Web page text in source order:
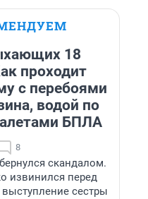
18
проходит
с перебоями
водой по
БПЛА
8
скандалом.
извинился перед
сестры